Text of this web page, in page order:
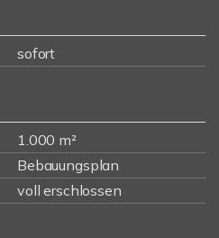
sofort
1.000 m²
Bebauungsplan
voll erschlossen